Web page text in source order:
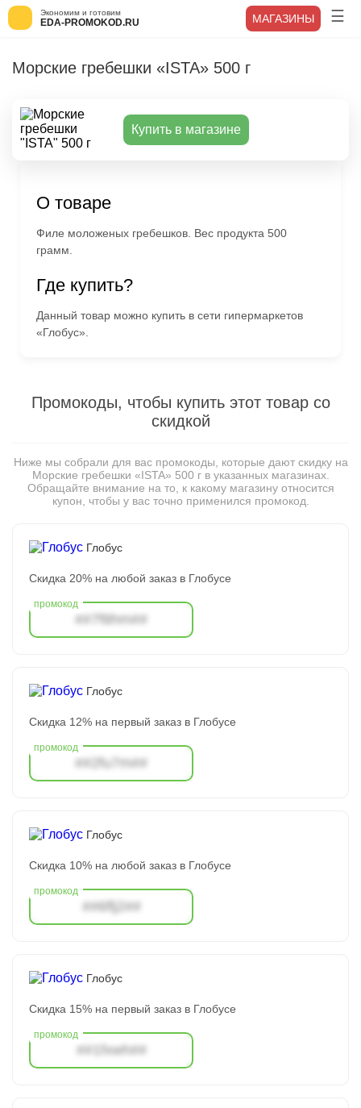
Экономим и готовим
EDA-PROMOKOD.RU МАГАЗИНЫ
Морские гребешки «ISTA» 500 г
Купить в магазине
О товаре
Филе моложеных гребешков. Вес продукта 500
грамм.
Где купить?
Данный товар можно купить в сети гипермаркетов
«Глобус».
Промокоды, чтобы купить этот товар со
скидкой
Ниже мы собрали для вас промокоды, которые дают скидку на
Морские гребешки «ISTA» 500 г в указанных магазинах.
Обращайте внимание на то, к какому магазину относится
купон, чтобы у вас точно применился промокод.
Глобус
Скидка 20% на любой заказ в Глобусе
##7f8hm##
Глобус
Скидка 12% на первый заказ в Глобусе
##2fu7m##
Глобус
Скидка 10% на любой заказ в Глобусе
##6flj2##
Глобус
Скидка 15% на первый заказ в Глобусе
##1fxwh##